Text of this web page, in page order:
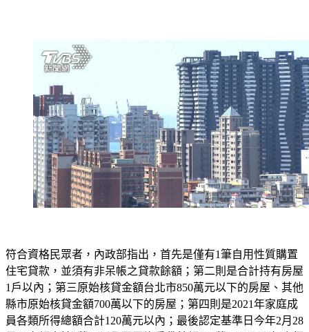
符合資格民眾者，內政部指出，首先是僅有1筆自用性質購置
住宅貸款，並須有非呆帳之貸款餘額；第二則是合計持有房屋
1戶以內；第三原始核貸金額台北市850萬元以下的房屋、其他
縣市原始核貸金額700萬以下的房屋；第四則是2021年家庭成
員各類所得總額合計120萬元以內；最後認定基準日今年2月28